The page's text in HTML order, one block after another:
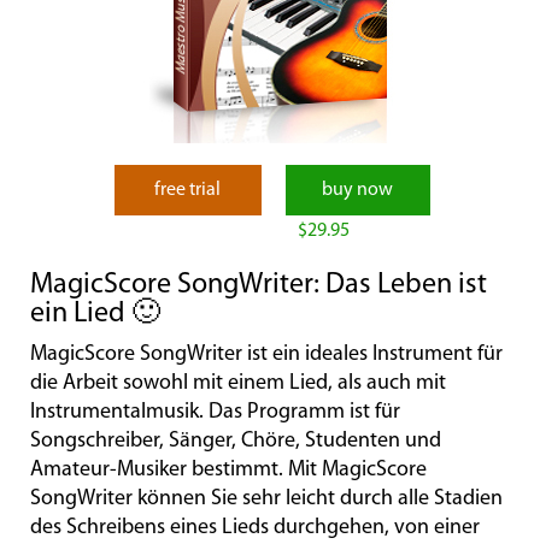
free trial buy now
$29.95
MagicScore SongWriter: Das Leben ist
ein Lied 🙂
MagicScore SongWriter ist ein ideales Instrument für
die Arbeit sowohl mit einem Lied, als auch mit
Instrumentalmusik. Das Programm ist für
Songschreiber, Sänger, Chöre, Studenten und
Amateur-Musiker bestimmt. Mit MagicScore
SongWriter können Sie sehr leicht durch alle Stadien
des Schreibens eines Lieds durchgehen, von einer